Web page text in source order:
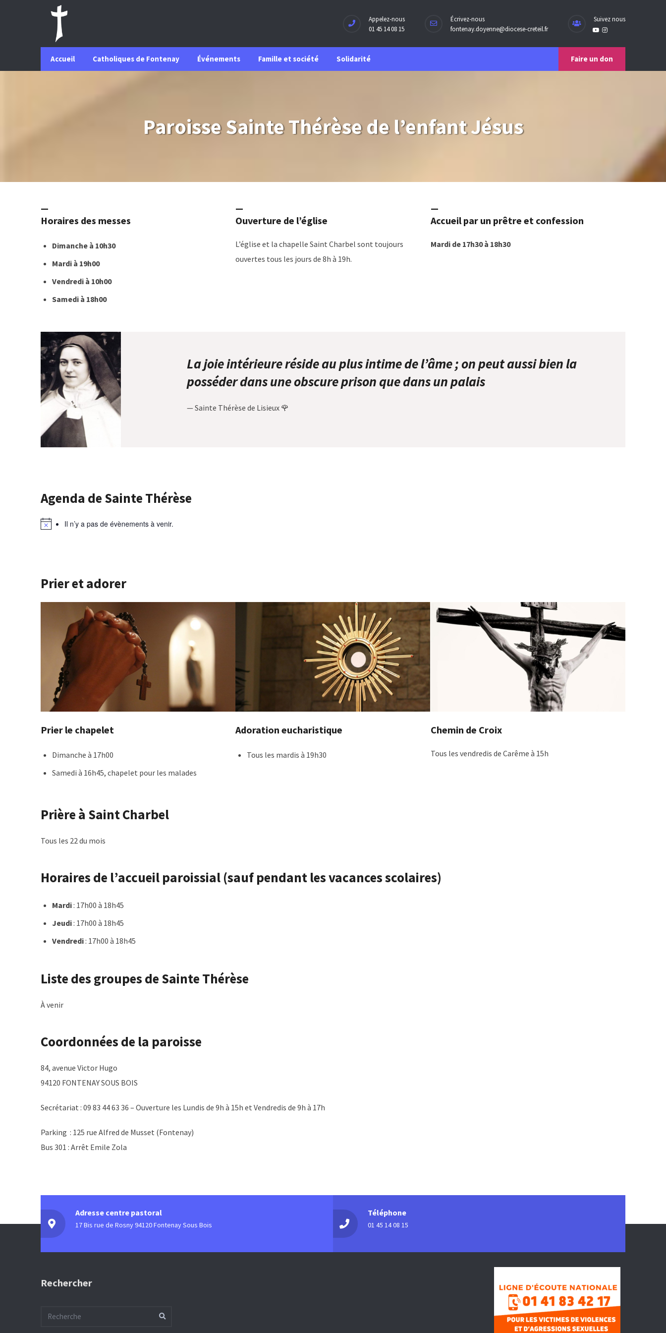
Appelez-nous
01 45 14 08 15
Écrivez-nous
fontenay.doyenne@diocese-creteil.fr
Suivez nous
Accueil Catholiques de Fontenay Événements Famille et société Solidarité Faire un don
Paroisse Sainte Thérèse de l’enfant Jésus
—
Horaires des messes
Dimanche à 10h30
Mardi à 19h00
Vendredi à 10h00
Samedi à 18h00
—
Ouverture de l’église
L’église et la chapelle Saint Charbel sont toujours
ouvertes tous les jours de 8h à 19h.
—
Accueil par un prêtre et confession
Mardi de 17h30 à 18h30
La joie intérieure réside au plus intime de l’âme ; on peut aussi bien la
posséder dans une obscure prison que dans un palais
— Sainte Thérèse de Lisieux 🌹
Agenda de Sainte Thérèse
Il n’y a pas de évènements à venir.
Prier et adorer
Prier le chapelet
Dimanche à 17h00
Samedi à 16h45, chapelet pour les malades
Adoration eucharistique
Tous les mardis à 19h30
Chemin de Croix
Tous les vendredis de Carême à 15h
Prière à Saint Charbel
Tous les 22 du mois
Horaires de l’accueil paroissial (sauf pendant les vacances scolaires)
Mardi: 17h00 à 18h45
Jeudi: 17h00 à 18h45
Vendredi: 17h00 à 18h45
Liste des groupes de Sainte Thérèse
À venir
Coordonnées de la paroisse
84, avenue Victor Hugo
94120 FONTENAY SOUS BOIS
Secrétariat : 09 83 44 63 36 – Ouverture les Lundis de 9h à 15h et Vendredis de 9h à 17h
Parking : 125 rue Alfred de Musset (Fontenay)
Bus 301 : Arrêt Emile Zola
Adresse centre pastoral
17 Bis rue de Rosny 94120 Fontenay Sous Bois
Téléphone
01 45 14 08 15
Rechercher